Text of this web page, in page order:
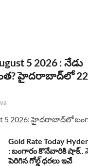
5 2026 : నేడు
హైదరాబాద్‌లో
5 2026: హైదరాబాద్‌లో
Gold Rate Today
: బంగారం కొనేవారికి షాక్..
పెరిగిన గోల్డ్ ధరలు ఇవే